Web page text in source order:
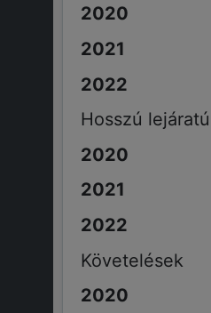
Hosszú
Követelések